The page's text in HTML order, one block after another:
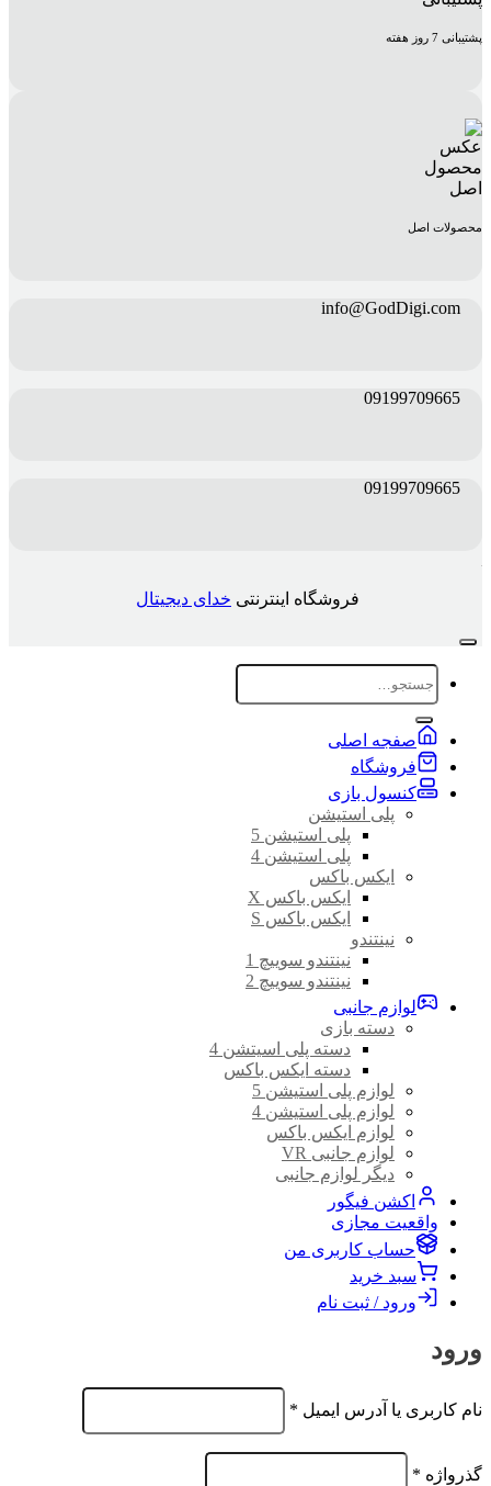
پشتیبانی 7 روز هفته
محصولات اصل
info@GodDigi.com
09199709665
09199709665
فروشگاه اینترنتی خدای دیجیتال
جستجو
برای:
صفجه اصلی
فروشگاه
کنسول بازی
پلی استیشن
پلی استیشن 5
پلی استیشن 4
ایکس باکس
ایکس باکس X
ایکس باکس S
نینتندو
نینتندو سوییچ 1
نینتندو سوییچ 2
لوازم جانبی
دسته بازی
دسته پلی اسیتشن 4
دسته ایکس باکس
لوازم پلی استیشن 5
لوازم پلی استیشن 4
لوازم ایکس باکس
لوازم جانبی VR
دیگر لوازم جانبی
اکشن فیگور
واقعیت مجازی
حساب کاربری من
سبد خرید
ورود / ثبت نام
ورود
نام کاربری یا آدرس ایمیل *
الزامی
گذرواژه *
الزامی